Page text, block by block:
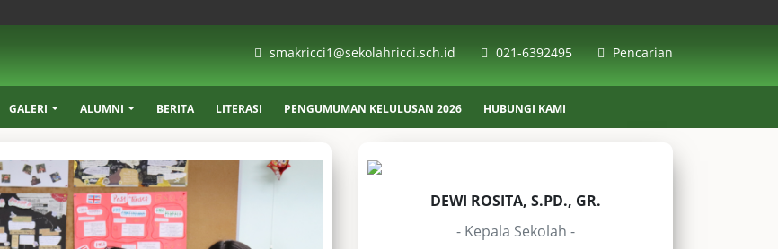
smakricci1@sekolahricci.sch.id 021-6392495 Pencarian
GALERI ALUMNI BERITA LITERASI PENGUMUMAN KELULUSAN 2026 HUBUNGI KAMI
DEWI ROSITA, S.PD., GR.
- Kepala Sekolah -